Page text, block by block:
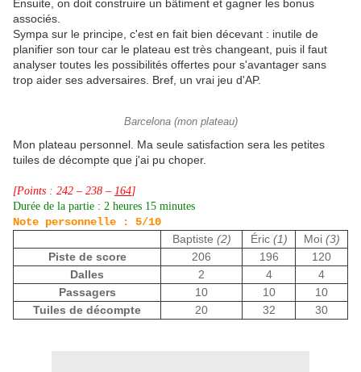
Ensuite, on doit construire un bâtiment et gagner les bonus
associés.
Sympa sur le principe, c'est en fait bien décevant : inutile de
planifier son tour car le plateau est très changeant, puis il faut
analyser toutes les possibilités offertes pour s'avantager sans
trop aider ses adversaires. Bref, un vrai jeu d'AP.
Barcelona (mon plateau)
Mon plateau personnel. Ma seule satisfaction sera les petites
tuiles de décompte que j'ai pu choper.
[Points : 242 – 238 – 164]
Durée de la partie : 2 heures 15 minutes
Note personnelle : 5/10
Baptiste (2) Éric (1) Moi (3)
Piste de score
206 196
120
Dalles
2 4
4
Passagers
10 10
10
Tuiles de décompte
20 32 30